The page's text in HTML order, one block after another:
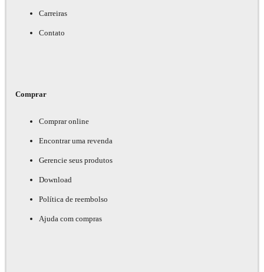
Carreiras
Contato
Comprar
Comprar online
Encontrar uma revenda
Gerencie seus produtos
Download
Política de reembolso
Ajuda com compras